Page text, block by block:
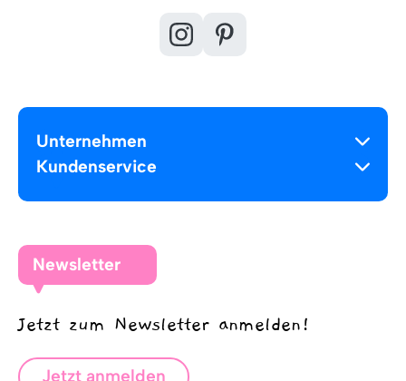
Unternehmen
Kundenservice
Newsletter
Jetzt zum Newsletter anmelden!
Jetzt anmelden